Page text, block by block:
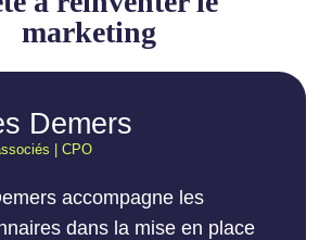
marketing
Demers
| CPO
accompagne les
dans la mise en place